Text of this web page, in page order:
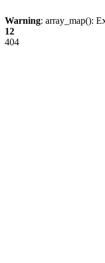
Warning: array_map():
12
404